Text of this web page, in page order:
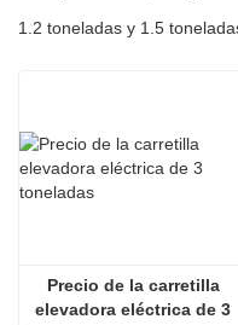
Precio de la carretilla
elevadora eléctrica de 3